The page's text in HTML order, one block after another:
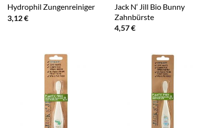
Hydrophil Zungenreiniger
3,12€
Jack N‘ Jill Bio Bunny
Zahnbürste
4,57€